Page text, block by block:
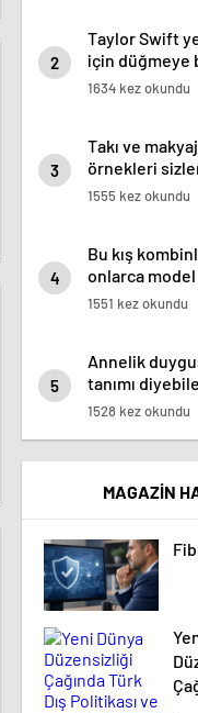
2
Taylor Swift
için düğmeye
medyadan
1634 kez okundu
3
Takı ve
örnekleri
1555 kez okundu
4
Bu kış
onlarca
1551 kez okundu
5
Annelik
tanımı
1528 kez okundu
MAGAZİN